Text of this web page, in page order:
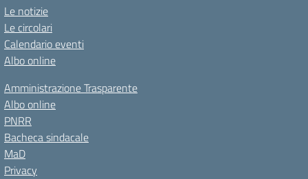
Le notizie
Le circolari
Calendario eventi
Albo online
Amministrazione Trasparente
Albo online
PNRR
Bacheca sindacale
MaD
Privacy